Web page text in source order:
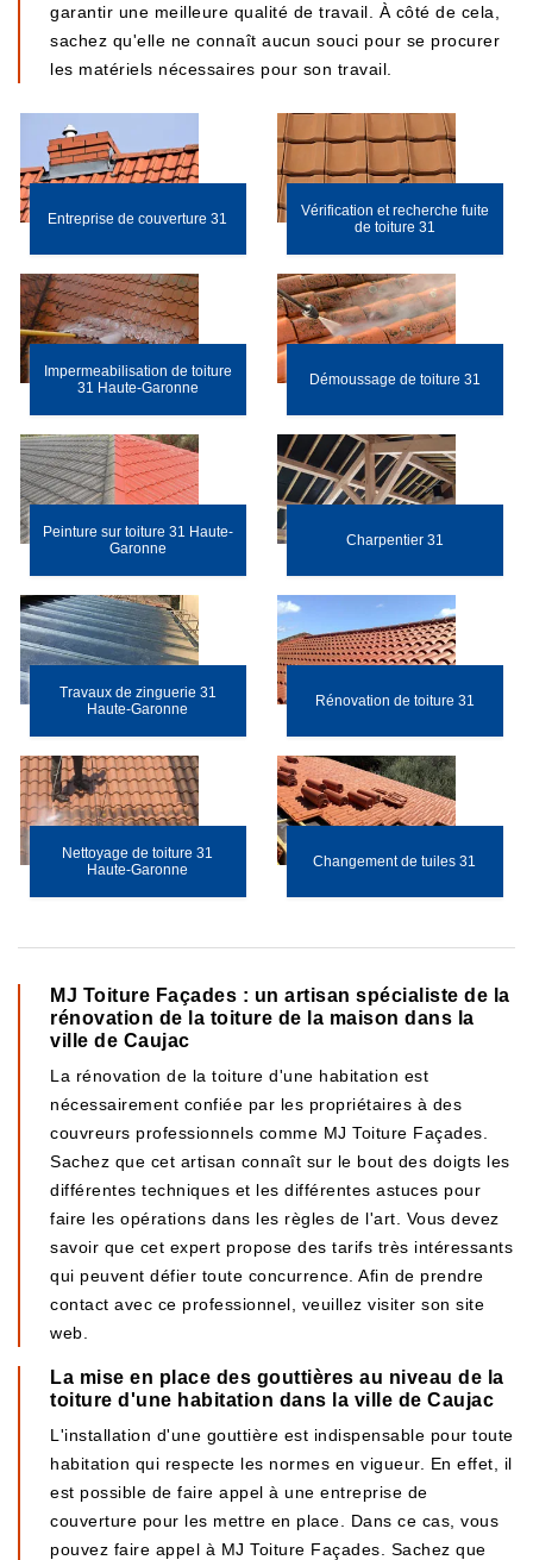
garantir une meilleure qualité de travail. À côté de cela,
sachez qu'elle ne connaît aucun souci pour se procurer
les matériels nécessaires pour son travail.
Entreprise de couverture 31
Vérification et recherche fuite
de toiture 31
Impermeabilisation de toiture
31 Haute-Garonne
Démoussage de toiture 31
Peinture sur toiture 31 Haute-
Garonne
Charpentier 31
Travaux de zinguerie 31
Haute-Garonne
Rénovation de toiture 31
Nettoyage de toiture 31
Haute-Garonne
Changement de tuiles 31
MJ Toiture Façades : un artisan spécialiste de la
rénovation de la toiture de la maison dans la
ville de Caujac
La rénovation de la toiture d'une habitation est
nécessairement confiée par les propriétaires à des
couvreurs professionnels comme MJ Toiture Façades.
Sachez que cet artisan connaît sur le bout des doigts les
différentes techniques et les différentes astuces pour
faire les opérations dans les règles de l'art. Vous devez
savoir que cet expert propose des tarifs très intéressants
qui peuvent défier toute concurrence. Afin de prendre
contact avec ce professionnel, veuillez visiter son site
web.
La mise en place des gouttières au niveau de la
toiture d'une habitation dans la ville de Caujac
L'installation d'une gouttière est indispensable pour toute
habitation qui respecte les normes en vigueur. En effet, il
est possible de faire appel à une entreprise de
couverture pour les mettre en place. Dans ce cas, vous
pouvez faire appel à MJ Toiture Façades. Sachez que